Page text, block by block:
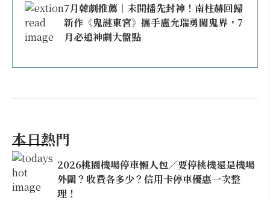
7月韓劇推薦｜未開播先封神！南柱赫回歸
新作《鬼謎東宮》攜手盧允瑞勇闖鬼界，7
月必追神劇大盤點
本日熱門
2026桃園機場停車懶人包／要停桃機還是機場
外圍？收費各多少？信用卡停車優惠一次整
理！